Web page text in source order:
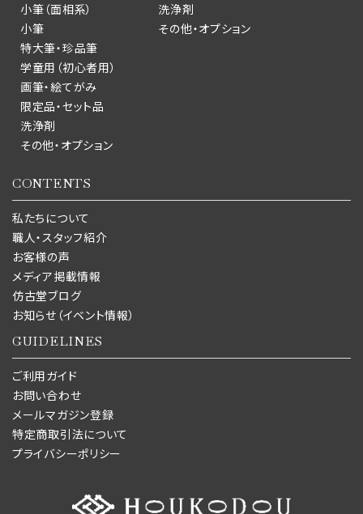
小筆（面相系）
小筆
特大筆・珍品筆
学童用（初心者用）
画筆・絵てがみ
限定品・セット品
洗浄剤
その他・オプション
洗浄剤
その他・オプション
CONTENTS
私たちについて
職人・スタッフ紹介
お客様の声
メディア掲載情報
仿古堂ブログ
お知らせ（イベント情報）
GUIDELINES
ご利用ガイド
お問い合わせ
メールマガジン登録
特定商取引法について
プライバシーポリシー